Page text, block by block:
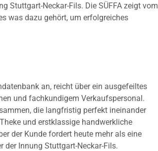
Stuttgart-Neckar-Fils. Die SÜFFA zeigt vom
was dazu gehört, um erfolgreiches
an, reicht über ein ausgefeiltes
und fachkundigem Verkaufspersonal.
die langfristig perfekt ineinander
und erstklassige handwerkliche
der Kunde fordert heute mehr als eine
der Innung Stuttgart-Neckar-Fils.